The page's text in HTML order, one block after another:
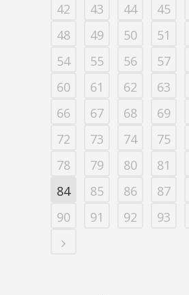
42
43 44 45
48
49 50 51
54
55 56 57
60
61 62 63
66
67 68 69
72
73 74 75
78
79 80 81
84
85 86 87
90
91 92 93